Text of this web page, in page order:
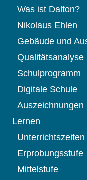
Was ist Dalton?
Nikolaus Ehlen
Gebäude und
Qualitätsanalyse
Schulprogramm
Digitale Schule
Auszeichnungen
Lernen
Unterrichtszeiten
Erprobungsstufe
Mittelstufe